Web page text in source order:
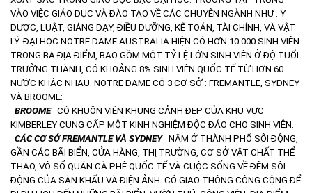
VÀO VIỆC GIÁO DỤC VÀ ĐÀO TẠO VỀ CÁC CHUYÊN NGÀNH NHƯ : Y
DƯỢC, LUẬT, GIẢNG DẠY, ĐIỀU DƯỠNG, KẾ TOÁN, TÀI CHÍNH, VÀ VẬT
LÝ. ĐẠI HỌC NOTRE DAME AUSTRALIA HIỆN CÓ HƠN 10.000 SINH VIÊN
TRONG BA ĐỊA ĐIỂM, BAO GỒM MỘT TỶ LỆ LỚN SINH VIÊN Ở ĐỘ TUỔI
TRƯỞNG THÀNH, CÓ KHOẢNG 8% SINH VIÊN QUỐC TẾ TỪ HƠN 60
NƯỚC KHÁC NHAU. NOTRE DAME CÓ 3 CƠ SỞ : FREMANTLE, SYDNEY
VÀ BROOME:
BROOME CÓ KHUÔN VIÊN KHUNG CẢNH ĐẸP CỦA KHU VỰC
KIMBERLEY CUNG CẤP MỘT KINH NGHIỆM ĐỘC ĐÁO CHO SINH VIÊN.
CÁC CƠ SỞ FREMANTLE VÀ SYDNEY NẰM Ở THÀNH PHỐ SÔI ĐỘNG,
GẦN CÁC BÃI BIỂN, CỬA HÀNG, THỊ TRƯỜNG, CƠ SỞ VẬT CHẤT THỂ
THAO, VÔ SỐ QUÁN CÀ PHÊ QUỐC TẾ VÀ CUỘC SỐNG VỀ ĐÊM SÔI
ĐỘNG CỦA SÂN KHẤU VÀ ĐIỆN ẢNH. CÓ GIAO THÔNG CÔNG CỘNG ĐỂ